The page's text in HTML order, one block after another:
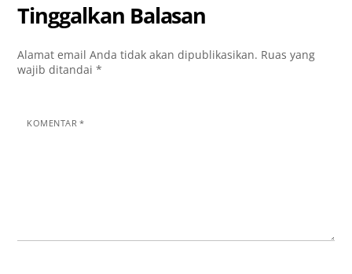
Tinggalkan Balasan
Alamat email Anda tidak akan dipublikasikan. Ruas yang
wajib ditandai*
KOMENTAR*